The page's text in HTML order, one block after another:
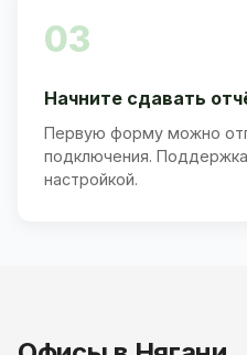
03
Начните сдавать
Первую форму можно
подключения.
настройкой.